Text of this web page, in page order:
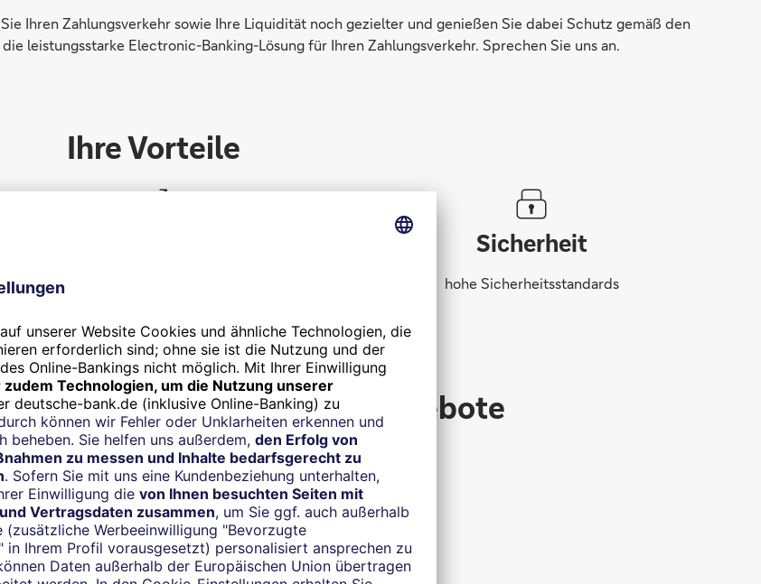
Ihren Zahlungsverkehr sowie Ihre Liquidität noch gezielter und genießen Sie dabei Schutz gemäß den
leistungsstarke Electronic-Banking-Lösung für Ihren Zahlungsverkehr. Sprechen Sie uns an.
Ihre Vorteile
und bedarfsorientierte Steuerung Ihres
Sicherheit
hohe Sicherheitsstandards
Portale und mobile Angebote
Software-Angebote